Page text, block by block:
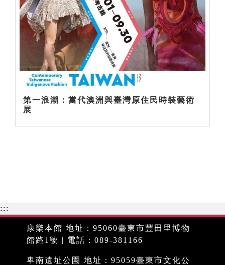
第一浪潮：當代澳洲與臺灣原住民時裝藝術
展
:::
康樂本館 地址：95060臺東市豐田里博物
館路1號 | 電話：089-381166
卑南遺址公園 地址：95059臺東市文化公